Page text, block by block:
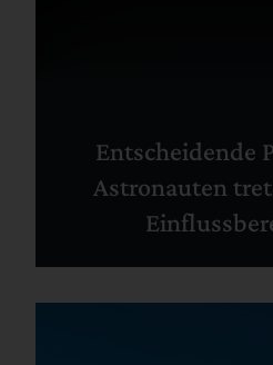
Entscheidende
Astronauten